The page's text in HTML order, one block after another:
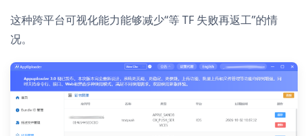
这种跨平台可视化能力能够减少“等 TF 失败再返工”的情
况。